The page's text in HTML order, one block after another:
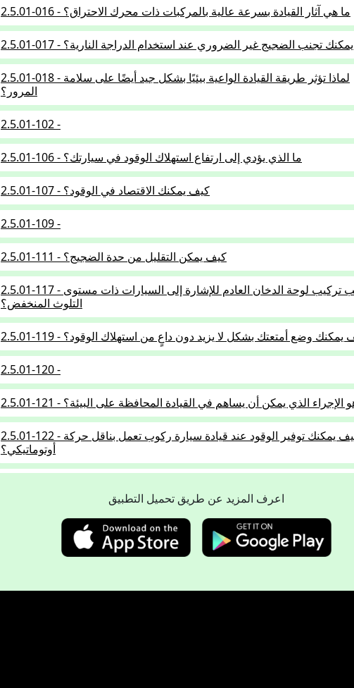
2.5.01-016 - ما هي آثار القيادة بسرعة عالية بالمركبات ذات محرك الاحتراق؟
- كيف يمكنك تجنب الضجيج غير الضروري عند استخدام الدراجة النارية؟
2.5.01-018 - لماذا تؤثر طريقة القيادة الواعية بيئيًا بشكل جيد أيضًا على سلامة
المرور؟
2.5.01-102 -
2.5.01-106 - ما الذي يؤدي إلى ارتفاع استهلاك الوقود في سيارتك؟
2.5.01-107 - كيف يمكنك الاقتصاد في الوقود؟
2.5.01-109 -
2.5.01-111 - كيف يمكن التقليل من حدة الضجيج؟
2.5.01-117 - أين يجب تركيب لوحة الدخان العادم للإشارة إلى السيارات ذات مستوى
التلوث المنخفض؟
119 - كيف يمكنك وضع أمتعتك بشكل لا يزيد دون داعٍ من استهلاك الوقود؟
2.5.01-120 -
121 - ما هو الإجراء الذي يمكن أن يساهم في القيادة المحافظة على البيئة؟
2.5.01-122 - كيف يمكنك توفير الوقود عند قيادة سيارة ركوب تعمل بناقل حركة
أوتوماتيكي؟
وضع ملصق انبعاثات السيارة؟
124 - ما هو التأثير المحتمل لسماع موسيقى صاخبة أثناء قيادة السيارة؟
اعرف المزيد عن طريق تحميل التطبيق